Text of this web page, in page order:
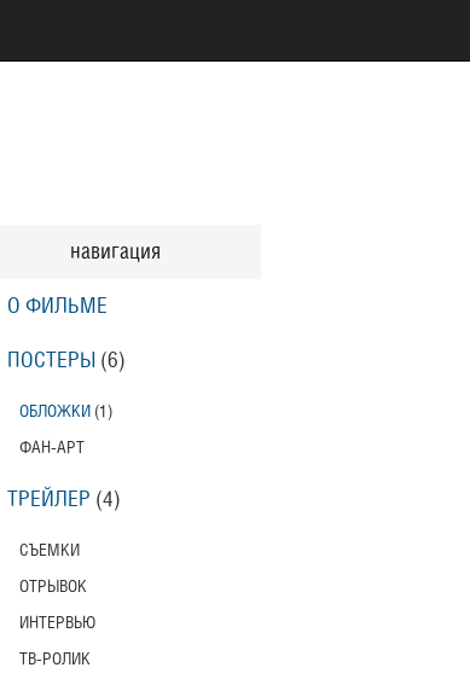
навигация
О ФИЛЬМЕ
ПОСТЕРЫ (6)
ОБЛОЖКИ (1)
ФАН-АРТ
ТРЕЙЛЕР (4)
СЪЕМКИ
ОТРЫВОК
ИНТЕРВЬЮ
ТВ-РОЛИК